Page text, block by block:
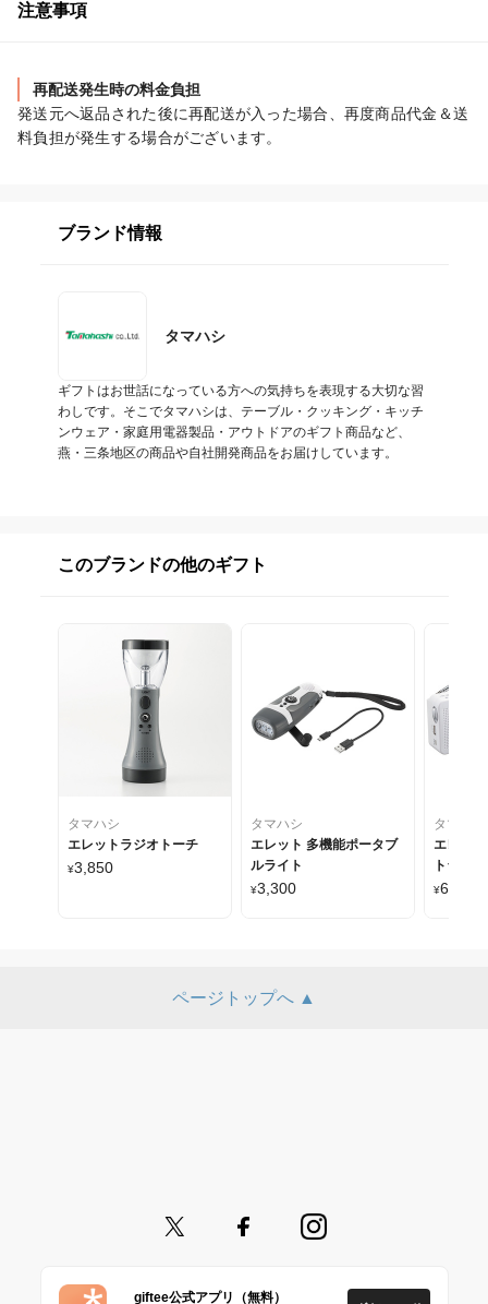
注意事項
再配送発生時の料金負担
発送元へ返品された後に再配送が入った場合、再度商品代金＆送
料負担が発生する場合がございます。
ブランド情報
タマハシ
ギフトはお世話になっている方への気持ちを表現する大切な習
わしです。そこでタマハシは、テーブル・クッキング・キッチ
ンウェア・家庭用電器製品・アウトドアのギフト商品など、
燕・三条地区の商品や自社開発商品をお届けしています。
このブランドの他のギフト
タマハシ
エレットラジオトーチ
¥3,850
タマハシ
エレット 多機能ポータブ
ルライト
¥3,300
タマハシ
エレッ
トラジオ
¥6,600
ページトップへ ▲
giftee公式アプリ（無料）